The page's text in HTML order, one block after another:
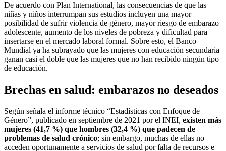
De acuerdo con Plan International, las consecuencias de que las
niñas y niños interrumpan sus estudios incluyen una mayor
posibilidad de sufrir violencia de género, mayor riesgo de embarazo
adolescente, aumento de los niveles de pobreza y dificultad para
insertarse en el mercado laboral formal. Sobre esto, el Banco
Mundial ya ha subrayado que las mujeres con educación secundaria
ganan casi el doble que las mujeres que no han recibido ningún tipo
de educación.
Brechas en salud: embarazos no deseados
Según señala el informe técnico “Estadísticas con Enfoque de
Género”, publicado en septiembre de 2021 por el INEI, existen más
mujeres (41,7 %) que hombres (32,4 %) que padecen de
problemas de salud crónico; sin embargo, muchas de ellas no
acceden oportunamente a servicios de salud por falta de recursos e